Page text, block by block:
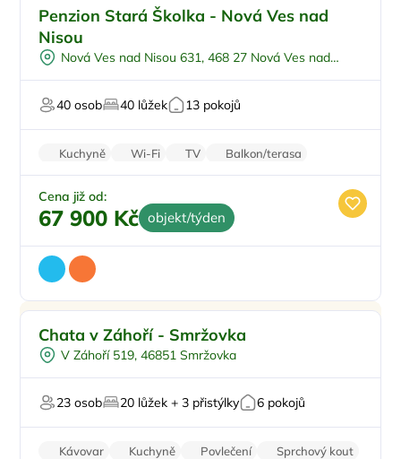
Venkovní bazén
Pro skupiny
Polopenze
Na horách
Penzion Stará Školka - Nová Ves nad
Nisou
Nová Ves nad Nisou 631, 468 27 Nová Ves nad
40 osob
40 lůžek 13 pokojů
Kuchyně Wi-Fi TV
Balkon/terasa
Zvířata povolena
Cena již od:
67 900 Kč objekt/týden
Venkovní bazén
Na samotě
Chata v Záhoří - Smržovka
V Záhoří 519, 46851 Smržovka
23 osob 20 lůžek + 3 přistýlky 6 pokojů
Kávovar Kuchyně Povlečení
Sprchový kout